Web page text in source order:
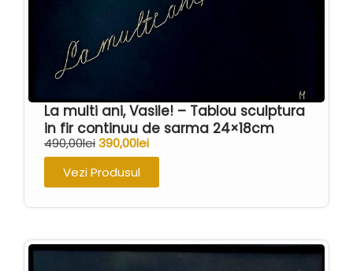
La multi ani, Vasile! – Tablou sculptura
in fir continuu de sarma 24×18cm
490,00lei390,00lei
Vezi Produsul